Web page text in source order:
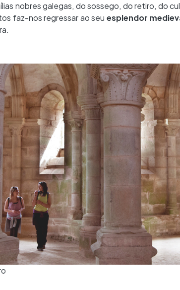
nobres galegas, do sossego, do retiro, do
faz-nos regressar ao seu esplendor